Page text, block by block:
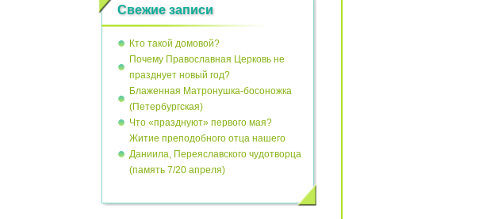
Свежие записи
Кто такой домовой?
Почему Православная Церковь не
празднует новый год?
Блаженная Матронушка-босоножка
(Петербургская)
Что «празднуют» первого мая?
Житие преподобного отца нашего
Даниила, Переяславского чудотворца
(память 7/20 апреля)